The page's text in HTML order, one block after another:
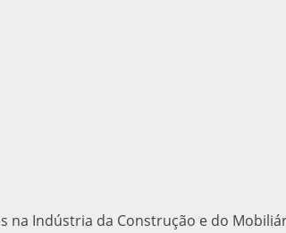
na Indústria da Construção e do